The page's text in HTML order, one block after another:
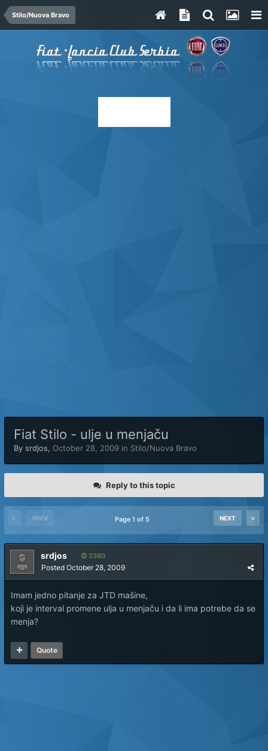
Stilo/Nuova Bravo
Fiat Stilo - ulje u menjaču
By srdjos, October 28, 2009 in Stilo/Nuova Bravo
Reply to this topic
PREV NEXT
Page 1 of 5
srdjos 2380
Posted October 28, 2009
Imam jedno pitanje za JTD mašine,
koji je interval promene ulja u menjaču i da li ima potrebe da se
menja?
Quote